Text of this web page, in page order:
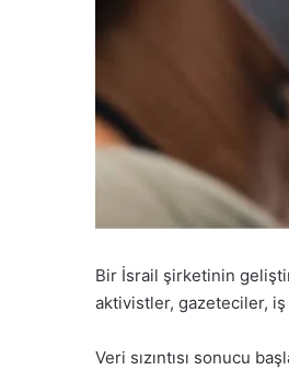
Bir İsrail şirketinin
aktivistler, gazeteciler, iş
Veri sızıntısı sonucu